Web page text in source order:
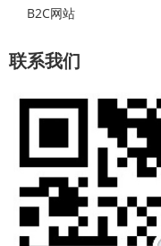
B2C网站
联系我们